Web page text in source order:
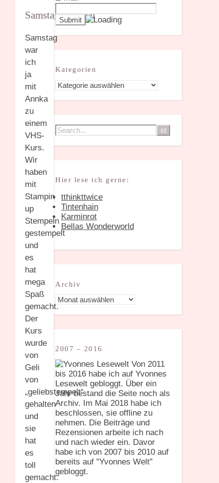
Samstagsplausch
Samstag
war
ich
ja
mit
Annka
zu
einem
VHS-
Kurs.
Wir
haben
mit
Stampin
up
Stempeln
gestempelt
und
es
hat
mega
Spaß
gemacht.
Der
Kurs
wurde
von
Geli
von
„geliebstempelt“
gehalten
und
sie
hat
es
toll
gemacht.
Kategorien
Kategorien
Hier lese ich gerne:
tthinkttwice
Tintenhain
Karminrot
Bellas Wonderworld
Archiv
Archiv
2007 – 2016
Von 2011
bis 2016 habe ich auf Yvonnes
Lesewelt gebloggt. Über ein
Jahr bestand die Seite noch als
Archiv. Im Mai 2018 habe ich
beschlossen, sie offline zu
nehmen. Die Beiträge und
Rezensionen arbeite ich nach
und nach wieder ein. Davor
habe ich von 2007 bis 2010 auf
bereits auf "Yvonnes Welt"
gebloggt.